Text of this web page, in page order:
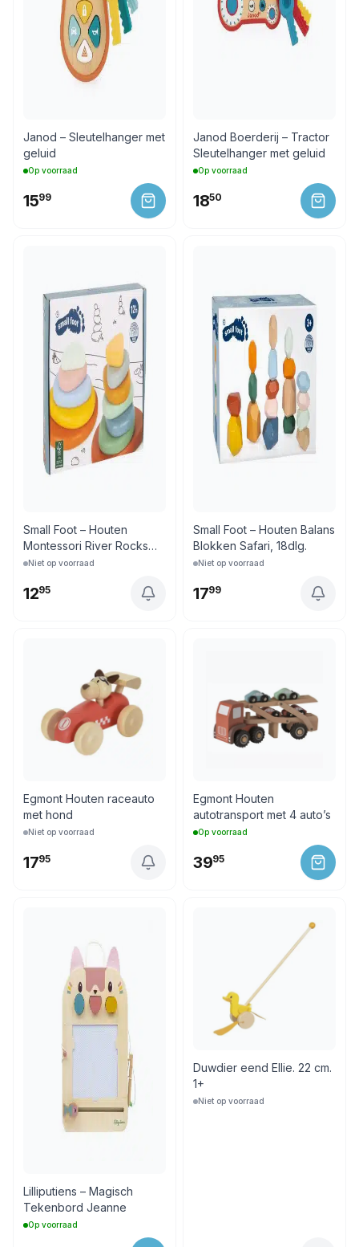
Janod – Sleutelhanger met
geluid
Op voorraad
1599
Janod Boerderij – Tractor
Sleutelhanger met geluid
Op voorraad
1850
Small Foot – Houten
Montessori River Rocks
Evenwichtsspel FSC
Niet op voorraad
1295
Small Foot – Houten Balans
Blokken Safari, 18dlg.
Niet op voorraad
1799
Egmont Houten raceauto
met hond
Niet op voorraad
1795
Egmont Houten
autotransport met 4 auto’s
Op voorraad
3995
Lilliputiens – Magisch
Tekenbord Jeanne
Op voorraad
Duwdier eend Ellie. 22 cm.
1+
Niet op voorraad